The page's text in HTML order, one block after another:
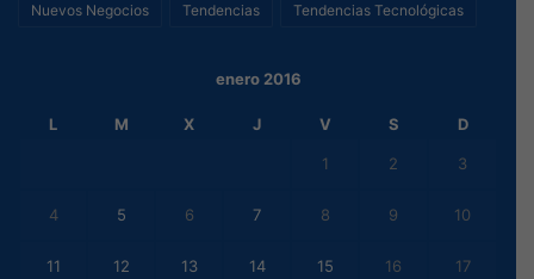
Nuevos Negocios Tendencias Tendencias Tecnológicas
enero 2016
L M X J V S D
1 2 3
4 5 6 7 8 9 10
11 12 13 14 15 16 17